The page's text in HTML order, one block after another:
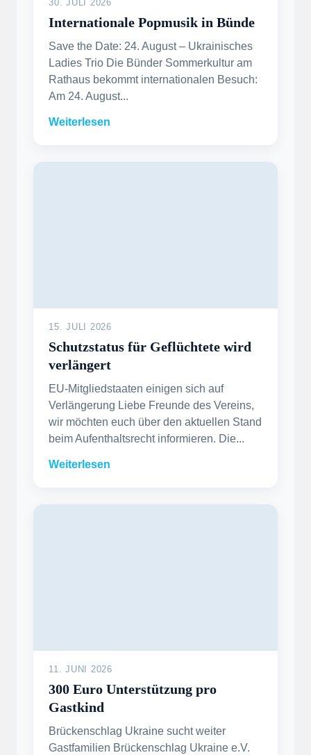
30. JULI 2026
Internationale Popmusik in Bünde
Save the Date: 24. August – Ukrainisches
Ladies Trio Die Bünder Sommerkultur am
Rathaus bekommt internationalen Besuch:
Am 24. August...
Weiterlesen
15. JULI 2026
Schutzstatus für Geflüchtete wird
verlängert
EU-Mitgliedstaaten einigen sich auf
Verlängerung Liebe Freunde des Vereins,
wir möchten euch über den aktuellen Stand
beim Aufenthaltsrecht informieren. Die...
Weiterlesen
11. JUNI 2026
300 Euro Unterstützung pro
Gastkind
Brückenschlag Ukraine sucht weiter
Gastfamilien Brückenschlag Ukraine e.V.